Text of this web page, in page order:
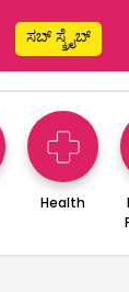
ಸಬ್ ಸ್ಕ್ರೈಬ್
Health